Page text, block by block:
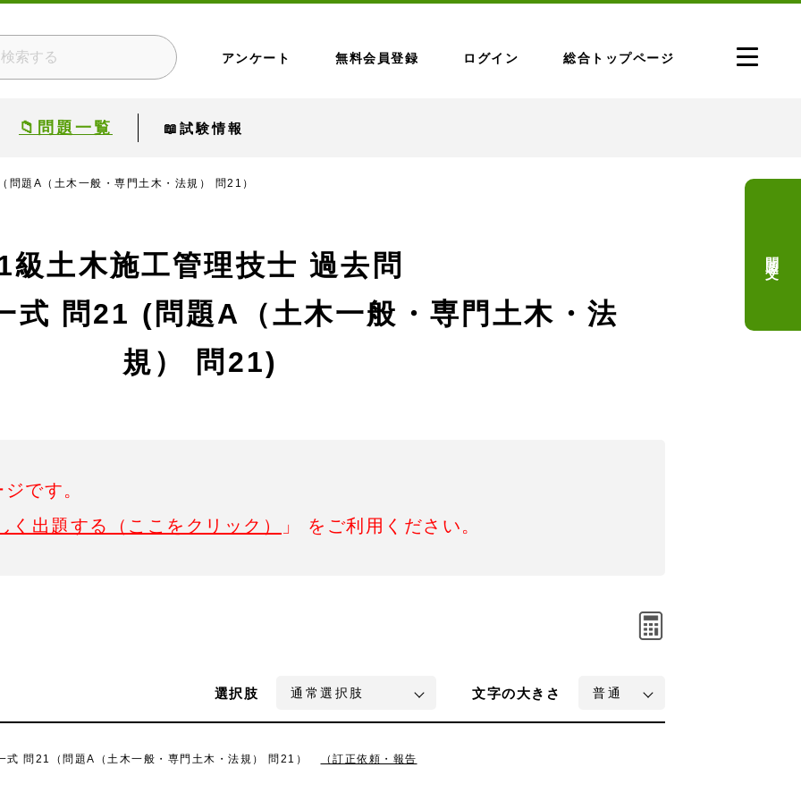
アンケート 無料会員登録 ログイン 総合トップページ
📁問題一覧 📖試験情報
問題A（土木一般・専門土木・法規） 問21）
級土木施工管理技士 過去問
式 問21 (問題A（土木一般・専門土木・法
規） 問21)
です。
く出題する（ここをクリック）
」 をご利用ください。
選択肢 文字の大きさ
問21（問題A（土木一般・専門土木・法規） 問21） （訂正依頼・報告